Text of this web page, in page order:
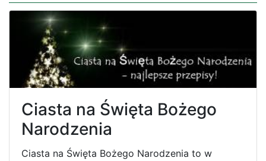
Ciasta na Święta Bożego
Narodzenia
Ciasta na Święta Bożego Narodzenia to w